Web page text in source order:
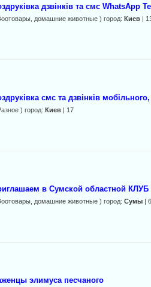
дзвінків та смс WhatsApp
домашние животные ) город: Киев |
смс та дзвінків
) город: Киев | 17
в Сумской областной
домашние животные ) город: Сумы |
элимуса песчаного